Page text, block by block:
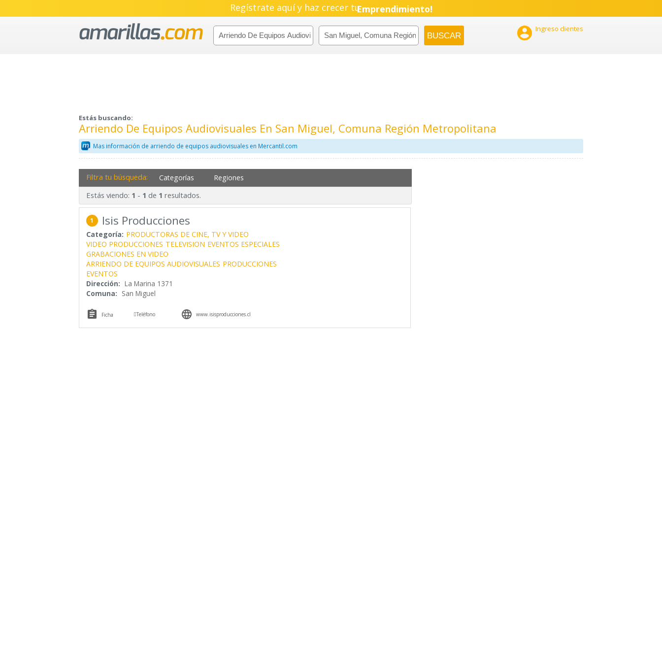
Regístrate aquí y haz crecer tuEmprendimiento!
 Ingreso clientes
Estás buscando:
Arriendo De Equipos Audiovisuales En San Miguel, Comuna Región Metropolitana
Mas información de arriendo de equipos audiovisuales en Mercantil.com
Filtra tu búsqueda: Categorías Regiones
Estás viendo: 1 - 1 de 1 resultados.
1 Isis Producciones
Categoría: PRODUCTORAS DE CINE, TV Y VIDEO
VIDEO PRODUCCIONES TELEVISION EVENTOS ESPECIALES
GRABACIONES EN VIDEO
ARRIENDO DE EQUIPOS AUDIOVISUALES PRODUCCIONES
EVENTOS
Dirección: La Marina 1371
Comuna: San Miguel
 Ficha Teléfono  www.isisproducciones.cl